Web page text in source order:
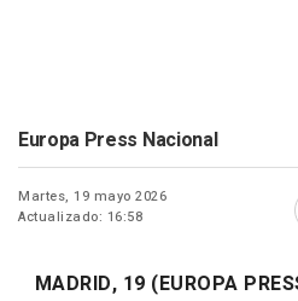
Europa Press Nacional
Martes, 19 mayo 2026
Actualizado: 16:58
MADRID, 19 (EUROPA